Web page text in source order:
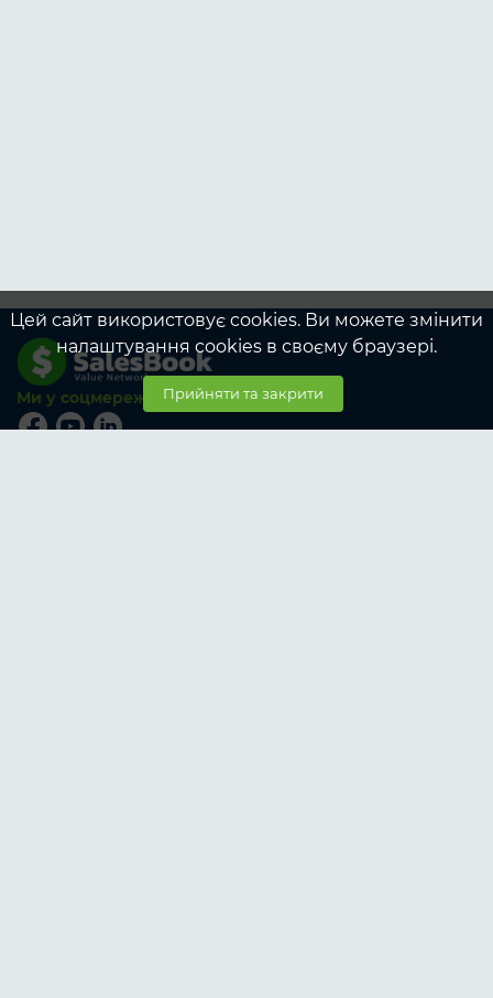
Ми у соцмережах
Цей сайт використовує cookies. Ви можете змінити
налаштування cookies в своєму браузері.
Прийняти та закрити